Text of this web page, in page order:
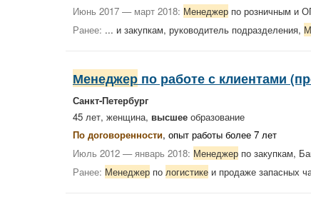
Июнь 2017 — март 2018: Менеджер по розничным и
Ранее: ... и закупкам, руководитель подразделения,
Менеджер по работе с клиентами
Санкт-Петербург
45 лет, женщина, высшее образование
По договоренности, опыт работы более 7 лет
Июль 2012 — январь 2018: Менеджер по закупкам,
Ранее: Менеджер по логистике и продаже запасных